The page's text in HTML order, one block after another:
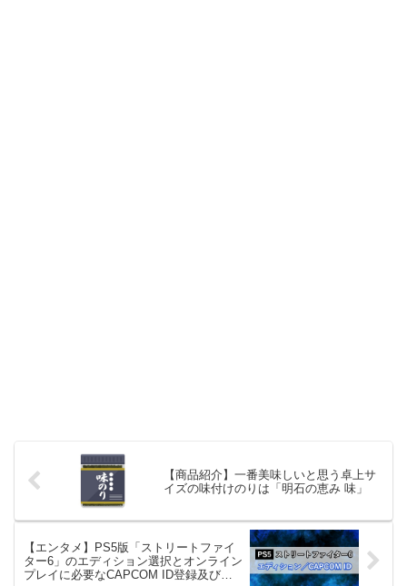
【商品紹介】一番美味しいと思う卓上サ
イズの味付けのりは「明石の恵み 味」
【エンタメ】PS5版「ストリートファイ
ター6」のエディション選択とオンライン
プレイに必要なCAPCOM ID登録及び